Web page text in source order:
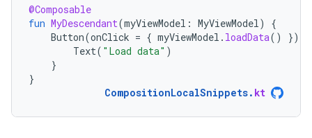
@Composable
fun MyDescendant(myViewModel : MyViewModel)
{
Button(onClick = { myViewModel . loadData() })
Text( "Load data" )
}
}
CompositionLocalSnippets. kt